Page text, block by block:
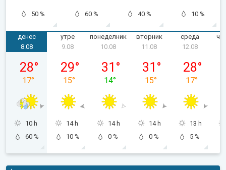
50 % 60 % 40 % 10 %
денес
сабота, 08.08
8.08
28°
17°
10 h
60 %
утре
9.08
29°
15°
14 h
10 %
понеделник
10.08
31 °
14°
14 h
0 %
вторник
11.08
31 °
15°
14 h
0 %
среда
12.08
28°
17°
13 h
5 %